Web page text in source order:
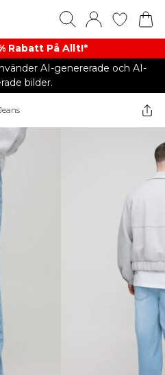
Rabatt På Allt!*
AI-genererade och AI-
bilder.